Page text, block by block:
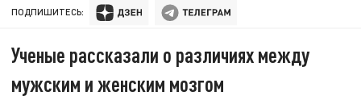
ПОДПИШИТЕСЬ:
Ученые рассказали о различиях между
мужским и женским мозгом